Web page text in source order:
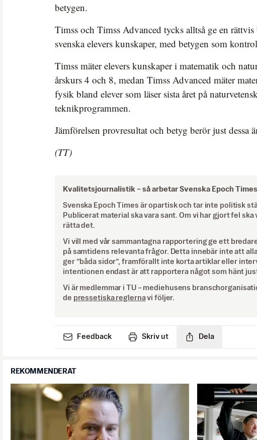
betygen.
Timss och Timss Advanced tycks alltså ge en
svenska elevers kunskaper, med betygen som
Timss mäter elevers kunskaper i matematik och
årskurs 4 och 8, medan Timss Advanced mäter
fysik bland elever som läser sista året på
teknikprogrammen.
Jämförelsen provresultat och betyg berör just dessa
(TT)
Kvalitetsjournalistik – så arbetar Svenska Epoch Times
Svenska Epoch Times är opartisk och tar inte politisk
Publicerat material ska vara sant. Om vi har gjort fel ska
rätta det.
Vi vill med vår sammantagna rapportering ge ett
på samtidens relevanta frågor. Detta innebär inte att
ger ”båda sidor”, framförallt inte korta artiklar eller
intentionen endast är att rapportera något som hänt
Vi är medlemmar i TU – mediehusens
de pressetiska reglernavi följer.
Feedback Skriv ut Dela
REKOMMENDERAT